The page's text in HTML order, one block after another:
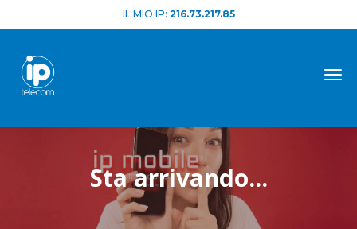
IL MIO IP: 216.73.217.85
Sta arrivando...